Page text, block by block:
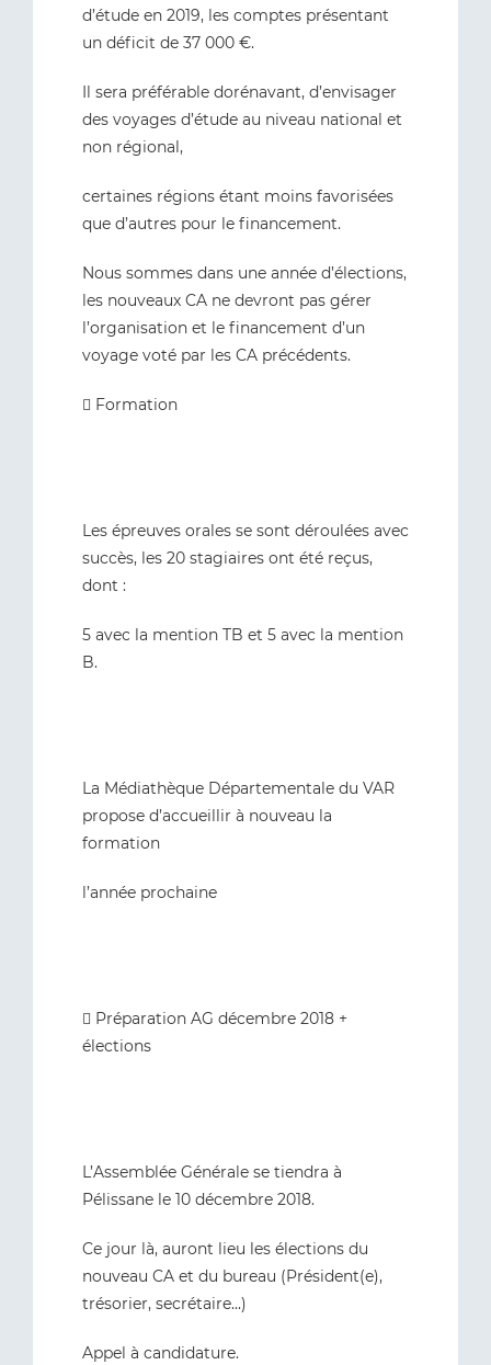
d’étude en 2019, les comptes présentant
un déficit de 37 000 €.
Il sera préférable dorénavant, d’envisager
des voyages d’étude au niveau national et
non régional,
certaines régions étant moins favorisées
que d’autres pour le financement.
Nous sommes dans une année d’élections,
les nouveaux CA ne devront pas gérer
l’organisation et le financement d’un
voyage voté par les CA précédents.
 Formation
Les épreuves orales se sont déroulées avec
succès, les 20 stagiaires ont été reçus,
dont :
5 avec la mention TB et 5 avec la mention
B.
La Médiathèque Départementale du VAR
propose d’accueillir à nouveau la
formation
l’année prochaine
 Préparation AG décembre 2018 +
élections
L’Assemblée Générale se tiendra à
Pélissane le 10 décembre 2018.
Ce jour là, auront lieu les élections du
nouveau CA et du bureau (Président(e),
trésorier, secrétaire...)
Appel à candidature.